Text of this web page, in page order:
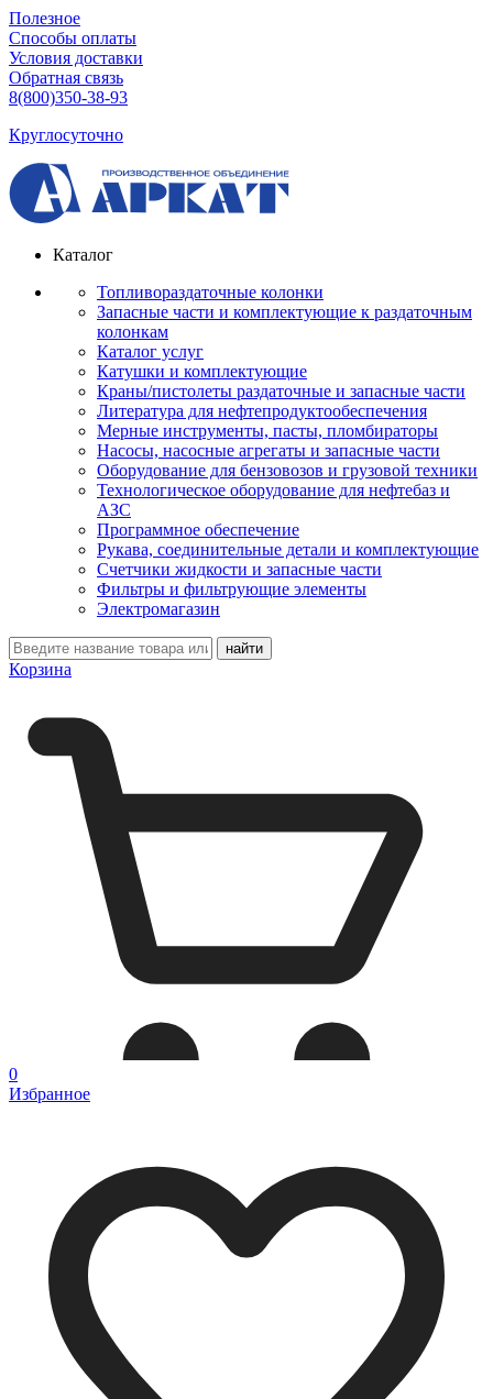
Полезное
Способы оплаты
Условия доставки
Обратная связь
8(800)350-38-93
Круглосуточно
Каталог
Топливораздаточные колонки
Запасные части и комплектующие к раздаточным
колонкам
Каталог услуг
Катушки и комплектующие
Краны/пистолеты раздаточные и запасные части
Литература для нефтепродуктообеспечения
Мерные инструменты, пасты, пломбираторы
Насосы, насосные агрегаты и запасные части
Оборудование для бензовозов и грузовой техники
Технологическое оборудование для нефтебаз и
АЗС
Программное обеспечение
Рукава, соединительные детали и комплектующие
Счетчики жидкости и запасные части
Фильтры и фильтрующие элементы
Электромагазин
Корзина
0
Избранное